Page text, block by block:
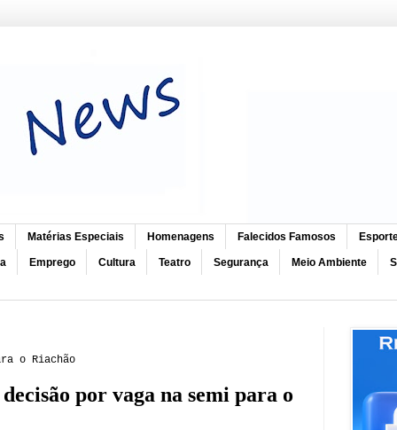
Matérias Especiais Homenagens Falecidos Famosos
Emprego Cultura Teatro Segurança Meio Ambiente
o Riachão
por vaga na semi para o